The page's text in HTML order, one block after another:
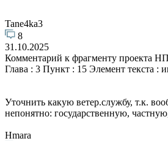
Tane4ka3
8
31.10.2025
Комментарий к фрагменту проекта
Глава : 3 Пункт : 15 Элемент текста :
Уточнить какую ветер.службу, т.к.
непонятно: государственную,
Hmara